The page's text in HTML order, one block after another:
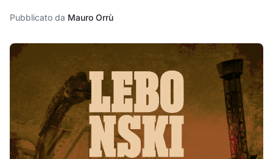
Pubblicato da Mauro Orrù